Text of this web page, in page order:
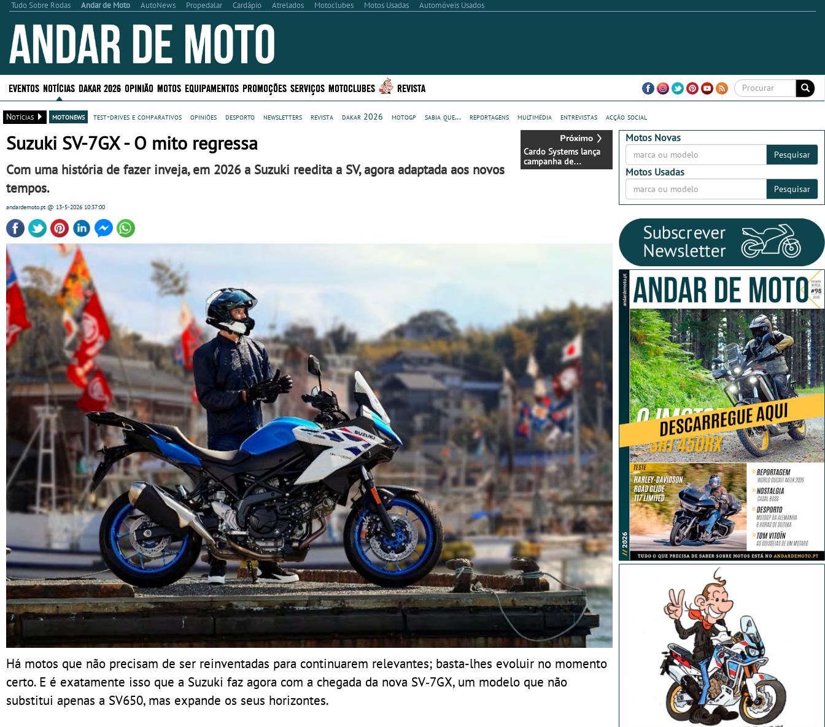
Tudo Sobre Rodas Andar de Moto AutoNews Propedalar Cardápio Atrelados Motoclubes Motos Usadas Automóveis Usados
EVENTOS NOTÍCIAS DAKAR 2026 OPINIÃO MOTOS EQUIPAMENTOS PROMOÇÕES SERVIÇOS MOTOCLUBES REVISTA
Notícias motonews test-drives e comparativos opiniões desporto newsletters revista dakar 2026 motogp sabia que... reportagens multimédia entrevistas acção social
Cardo Systems lança
campanha de
primavera com
Suzuki SV-7GX - O mito regressa
Com uma história de fazer inveja, em 2026 a Suzuki reedita a SV, agora adaptada aos novos
tempos.
andardemoto.pt @ 13-5-2026 10:37:00
Há motos que não precisam de ser reinventadas para continuarem relevantes; basta-lhes evoluir no momento
certo. E é exatamente isso que a Suzuki faz agora com a chegada da nova SV‑7GX, um modelo que não
substitui apenas a SV650, mas expande os seus horizontes.
Motos Novas
Pesquisar
Motos Usadas
Pesquisar